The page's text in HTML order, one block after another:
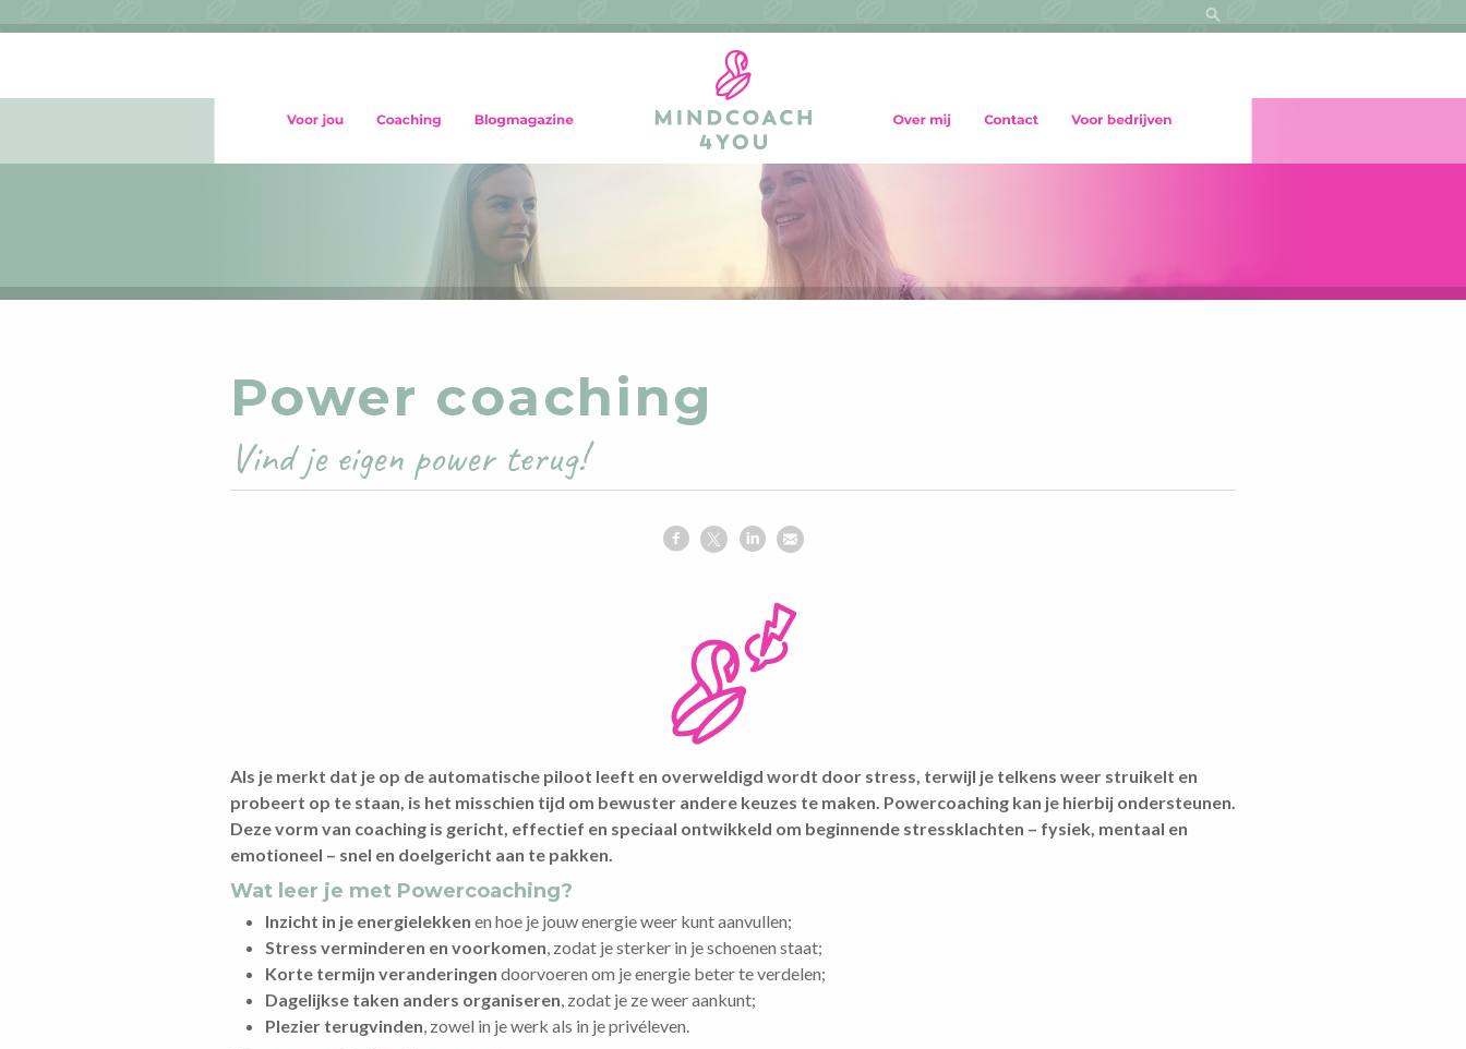
Power coaching
Vind je eigen power terug!
Als je merkt dat je op de automatische piloot leeft en overweldigd wordt door stress, terwijl je telkens weer struikelt en
probeert op te staan, is het misschien tijd om bewuster andere keuzes te maken. Powercoaching kan je hierbij ondersteunen.
Deze vorm van coaching is gericht, effectief en speciaal ontwikkeld om beginnende stressklachten – fysiek, mentaal en
emotioneel – snel en doelgericht aan te pakken.
Wat leer je met Powercoaching?
Inzicht in je energielekken en hoe je jouw energie weer kunt aanvullen;
Stress verminderen en voorkomen, zodat je sterker in je schoenen staat;
Korte termijn veranderingen doorvoeren om je energie beter te verdelen;
Dagelijkse taken anders organiseren, zodat je ze weer aankunt;
Plezier terugvinden, zowel in je werk als in je privéleven.